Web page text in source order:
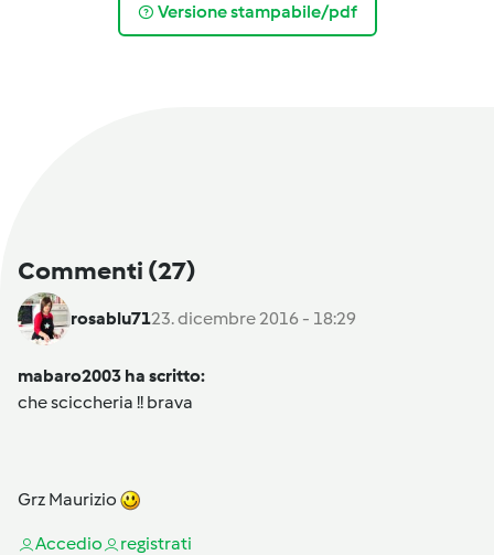
Versione stampabile/pdf
Commenti (27)
rosablu7123. dicembre 2016 - 18:29
mabaro2003 ha scritto:
che sciccheria !! brava
Grz Maurizio
Accedio registrati